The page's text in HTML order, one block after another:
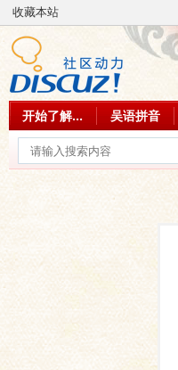
收藏本站
开始了解... 吴语拼音